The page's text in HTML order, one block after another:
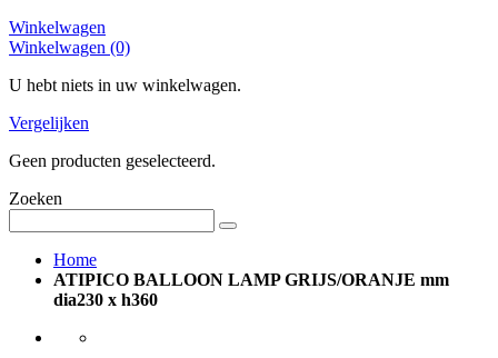
Winkelwagen
Winkelwagen (0)
U hebt niets in uw winkelwagen.
Vergelijken
Geen producten geselecteerd.
Zoeken
Home
ATIPICO BALLOON LAMP GRIJS/ORANJE mm
dia230 x h360